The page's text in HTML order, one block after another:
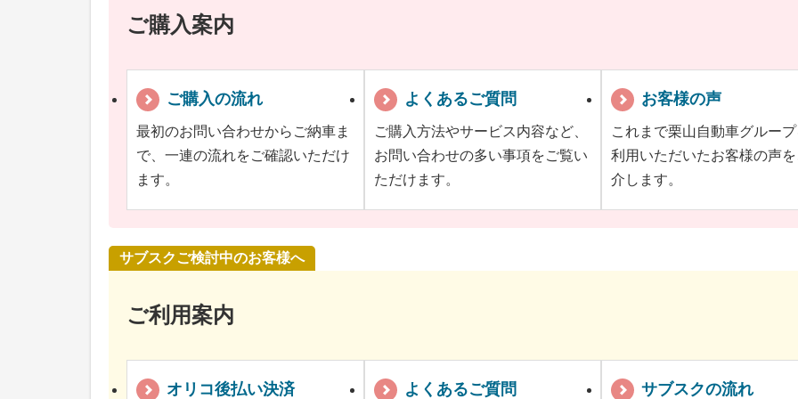
ご購入案内
ご購入の流れ
最初のお問い合わせからご納車ま
で、一連の流れをご確認いただけ
ます。
よくあるご質問
ご購入方法やサービス内容など、
お問い合わせの多い事項をご覧い
ただけます。
お客様の声
これまで栗山自動車グルー
利用いただいたお客様の声
介します。
サブスクご検討中のお客様へ
ご利用案内
オリコ後払い決済 よくあるご質問 サブスクの流れ